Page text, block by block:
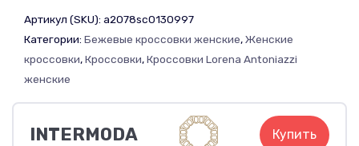
Артикул (SKU): a2078sc0130997
Категории: Бежевые кроссовки женские,Женские
кроссовки,Кроссовки,Кроссовки Lorena Antoniazzi
женские
INTERMODA Купить